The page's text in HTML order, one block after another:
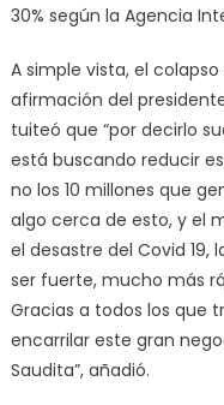
30% según la Agencia
A simple vista, el
afirmación del
tuiteó que “por decirlo
está buscando reducir
no los 10 millones que
algo cerca de esto, y el
el desastre del Covid 19,
ser fuerte, mucho más
Gracias a todos los que
encarrilar este gran
Saudita”, añadió.